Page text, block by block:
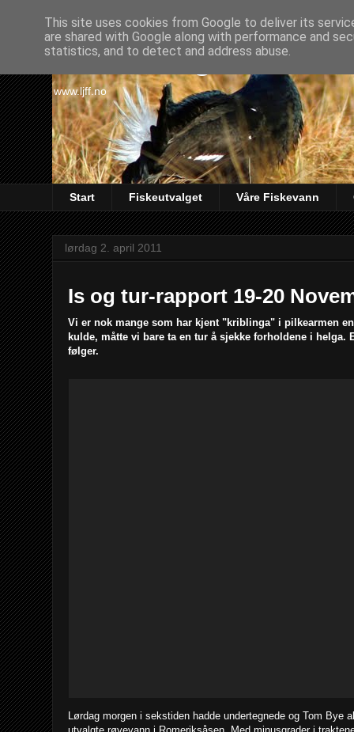
Lørenskog Jakt &
www.ljff.no
Start Fiskeutvalget Våre Fiskevann
lørdag 2. april 2011
Is og tur-rapport 19-20
Vi er nok mange som har kjent "kriblinga" i pilkearmen
kulde, måtte vi bare ta en tur å sjekke forholdene i
følger.
Lørdag morgen i sekstiden hadde undertegnede og Tom
This site uses cookies from Google to deliver its
are shared with Google along with performance and
statistics, and to detect and address abuse.